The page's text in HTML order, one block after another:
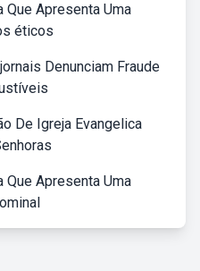
Apresenta Uma
éticos
Denunciam Fraude
De Igreja Evangelica
Apresenta Uma